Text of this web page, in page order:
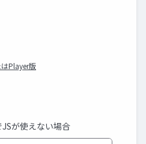
はPlayer版
JSが使えない場合